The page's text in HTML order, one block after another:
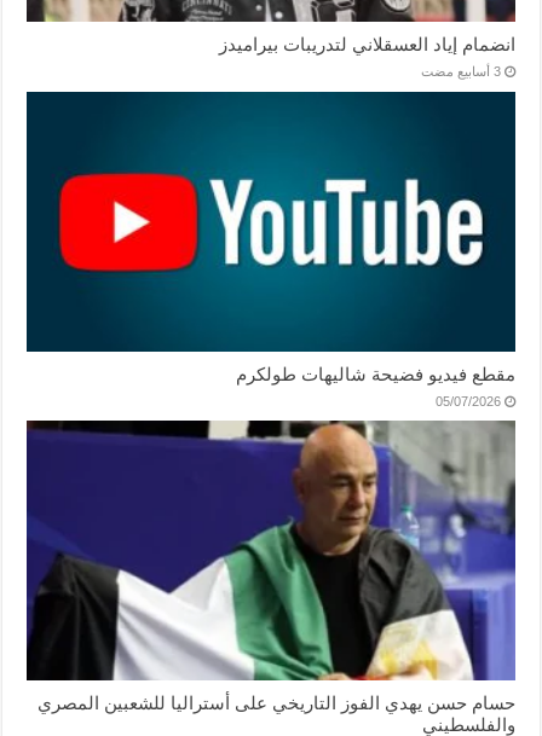
انضمام إياد العسقلاني لتدريبات بيراميدز
‏3 أسابيع مضت
مقطع فيديو فضيحة شاليهات طولكرم
05/07/2026
حسام حسن يهدي الفوز التاريخي على أستراليا للشعبين المصري
والفلسطيني